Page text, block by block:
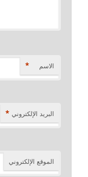
الاسم *
البريد الإلكتروني *
الموقع الإلكتروني